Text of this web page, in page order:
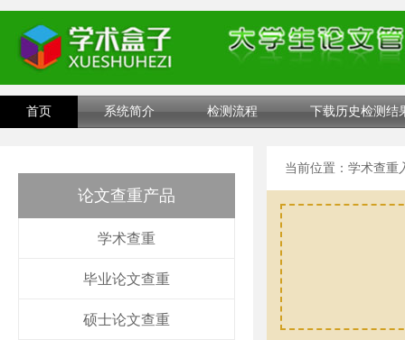
首页 系统简介 检测流程 下载历史检测结
论文查重产品
学术查重
毕业论文查重
硕士论文查重
当前位置： 学术查重